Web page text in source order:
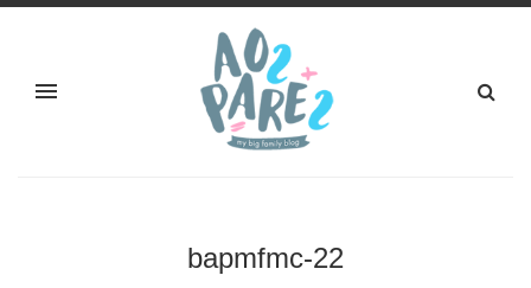
bapmfmc-22